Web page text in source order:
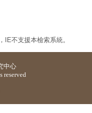
不支援本檢索系統。
中心
reserved